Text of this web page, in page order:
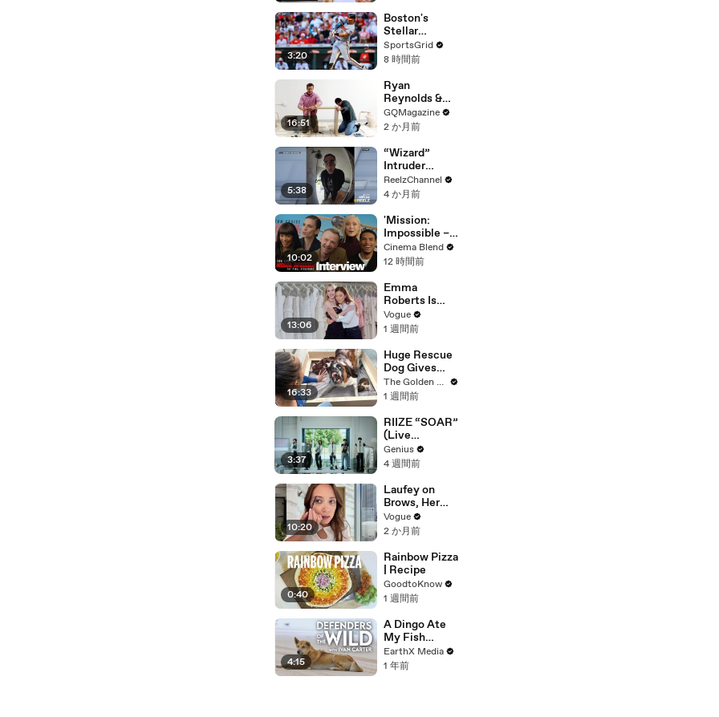
(PART 2)
3:20
Boston's
Stellar
Performance
Boosts
Hopes
SportsGrid
8 時間前
16:51
Ryan
Reynolds &
Rob Mac vs.
IKEA
GQMagazine
2 か月前
5:38
“Wizard”
Intruder
Breaks Into
Home &
Shovel
ReelzChannel
4 か月前
10:02
'Mission:
Impossible –
The Final
Reckoning'
Simon Pegg,
Hayley Atwell
& More
Cinema Blend
12 時間前
13:06
Emma
Roberts Is
Married! Get a
First Look at
Monique
Lhuillier
Wedding
Dress
Vogue
1 週間前
16:33
Huge Rescue
Dog Gives
Birth and
Everything
The Golden Kobe Family
1 週間前
3:37
RIIZE “SOAR”
(Live
Performance)
| Open Mic
Genius
4 週間前
10:20
Laufey on
Brows, Her
Lucky
Number, and
Vogue
2 か月前
0:40
Rainbow Pizza
| Recipe
GoodtoKnow
1 週間前
4:15
A Dingo Ate
My Fish
Carcass |
Defenders of
EarthX Media
1 年前